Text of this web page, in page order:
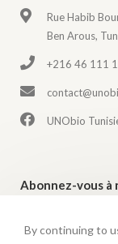
Rue Habib
Ben Arous,
+216 46 111
UNObio
Abonnez-vous
By continuing to